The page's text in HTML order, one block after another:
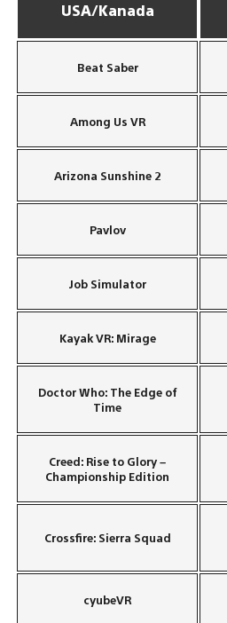
USA/Kanada
Beat Saber
Among Us VR
Arizona Sunshine 2
Pavlov
Job Simulator
Kayak VR: Mirage
Doctor Who: The Edge of
Time
Creed: Rise to Glory –
Championship Edition
Crossfire: Sierra Squad
cyubeVR